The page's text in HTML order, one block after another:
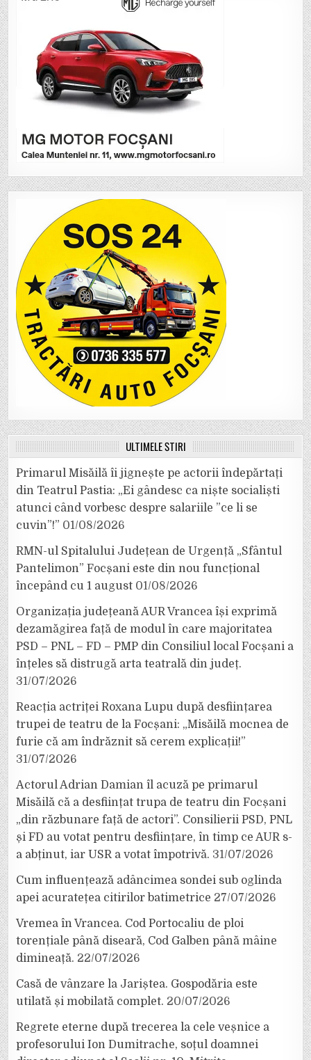
ULTIMELE ȘTIRI
Primarul Misăilă îi jignește pe actorii îndepărtați
din Teatrul Pastia: „Ei gândesc ca niște socialiști
atunci când vorbesc despre salariile ”ce li se
cuvin”!” 01/08/2026
RMN-ul Spitalului Județean de Urgență „Sfântul
Pantelimon” Focșani este din nou funcțional
începând cu 1 august 01/08/2026
Organizația județeană AUR Vrancea își exprimă
dezamăgirea față de modul în care majoritatea
PSD – PNL – FD – PMP din Consiliul local Focșani a
înțeles să distrugă arta teatrală din județ.
31/07/2026
Reacția actriței Roxana Lupu după desființarea
trupei de teatru de la Focșani: „Misăilă mocnea de
furie că am îndrăznit să cerem explicații!”
31/07/2026
Actorul Adrian Damian îl acuză pe primarul
Misăilă că a desființat trupa de teatru din Focșani
„din răzbunare față de actori”. Consilierii PSD, PNL
și FD au votat pentru desființare, în timp ce AUR s-
a abținut, iar USR a votat împotrivă. 31/07/2026
Cum influențează adâncimea sondei sub oglinda
apei acuratețea citirilor batimetrice 27/07/2026
Vremea în Vrancea. Cod Portocaliu de ploi
torențiale până diseară, Cod Galben până mâine
dimineață. 22/07/2026
Casă de vânzare la Jariștea. Gospodăria este
utilată și mobilată complet. 20/07/2026
Regrete eterne după trecerea la cele veșnice a
profesorului Ion Dumitrache, soțul doamnei